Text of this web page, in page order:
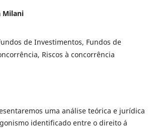
Milani
de Investimentos, Fundos de
Riscos à concorrência
uma análise teórica e jurídica
identificado entre o direito á